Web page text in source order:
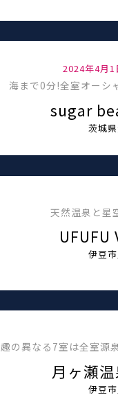
2024年4月1
海まで0分!全室オーシ
sugar
茨城
天然温泉と星
UFUFU
伊豆
趣の異なる7室は全室源
月ヶ瀬
伊豆